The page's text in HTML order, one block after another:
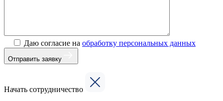
Даю согласие на обработку персональных данных
Отправить заявку
Начать сотрудничество